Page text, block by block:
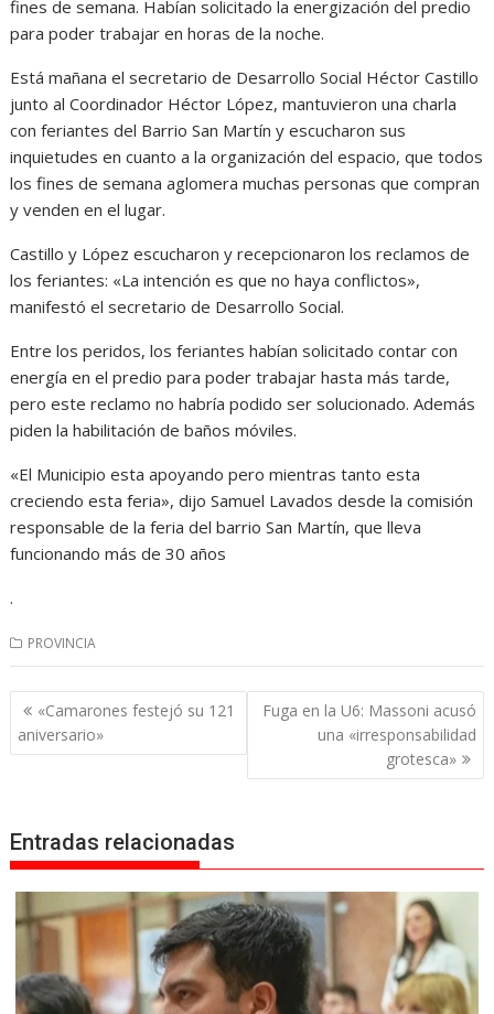
fines de semana. Habían solicitado la energización del predio
para poder trabajar en horas de la noche.
Está mañana el secretario de Desarrollo Social Héctor Castillo
junto al Coordinador Héctor López, mantuvieron una charla
con feriantes del Barrio San Martín y escucharon sus
inquietudes en cuanto a la organización del espacio, que todos
los fines de semana aglomera muchas personas que compran
y venden en el lugar.
Castillo y López escucharon y recepcionaron los reclamos de
los feriantes: «La intención es que no haya conflictos»,
manifestó el secretario de Desarrollo Social.
Entre los peridos, los feriantes habían solicitado contar con
energía en el predio para poder trabajar hasta más tarde,
pero este reclamo no habría podido ser solucionado. Además
piden la habilitación de baños móviles.
«El Municipio esta apoyando pero mientras tanto esta
creciendo esta feria», dijo Samuel Lavados desde la comisión
responsable de la feria del barrio San Martín, que lleva
funcionando más de 30 años
.
PROVINCIA
Navegación
de
entradas
«Camarones festejó su 121
aniversario»
Fuga en la U6: Massoni acusó
una «irresponsabilidad
grotesca»
Entradas relacionadas